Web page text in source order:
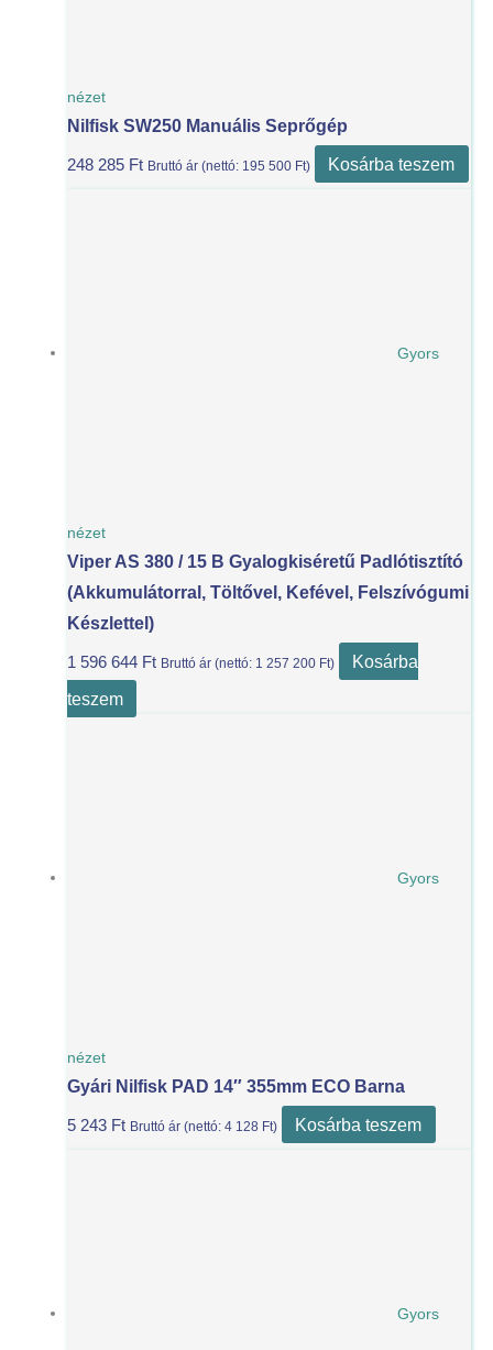
nézet
Nilfisk SW250 Manuális Seprőgép
248 285 Ft Bruttó ár (nettó: 195 500 Ft) Kosárba teszem
Gyors
nézet
Viper AS 380 / 15 B Gyalogkiséretű Padlótisztító
(akkumulátorral, Töltővel, Kefével, Felszívógumi
Készlettel)
1 596 644 Ft Bruttó ár (nettó: 1 257 200 Ft)
Kosárba
teszem
Gyors
nézet
Gyári Nilfisk PAD 14″ 355mm ECO Barna
5 243 Ft Bruttó ár (nettó:4 128 Ft) Kosárba teszem
Gyors